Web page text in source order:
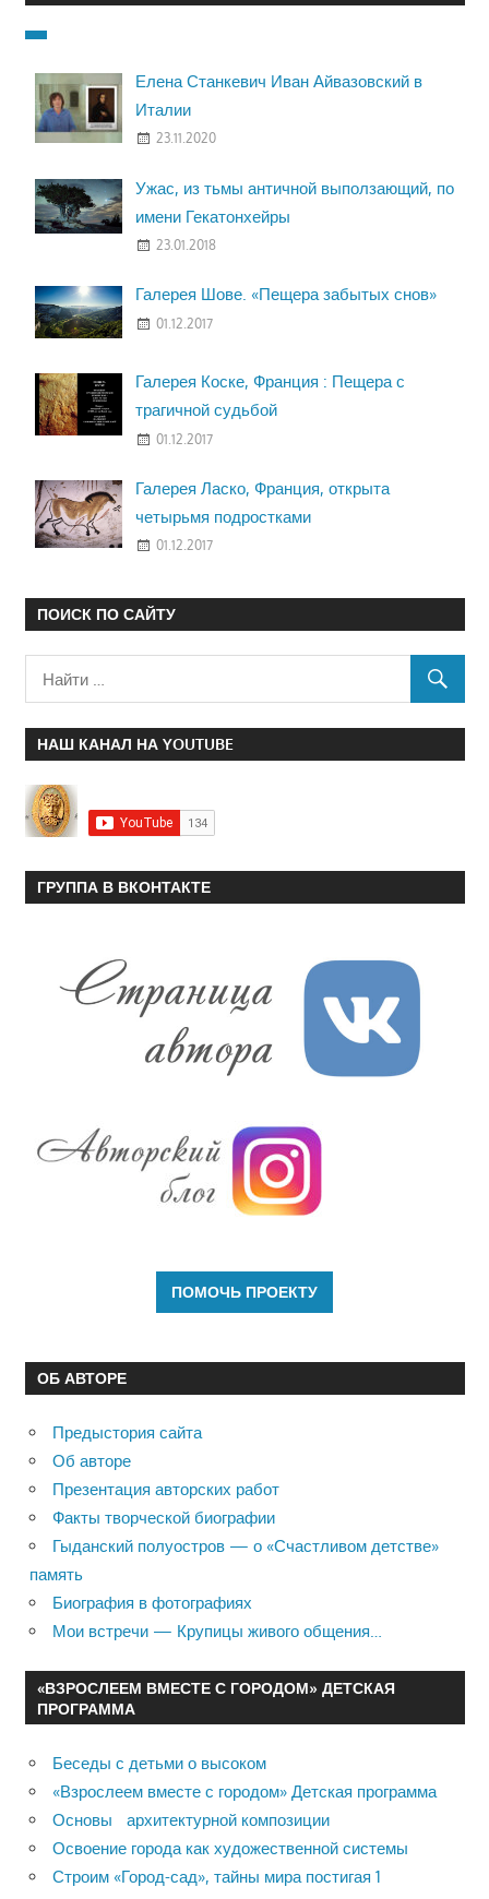
Елена Станкевич Иван Айвазовский в
Италии
23.11.2020
Ужас, из тьмы античной выползающий, по
имени Гекатонхейры
23.01.2018
Галерея Шове. «Пещера забытых снов»
01.12.2017
Галерея Коске, Франция : Пещера с
трагичной судьбой
01.12.2017
Галерея Ласко, Франция, открыта
четырьмя подростками
01.12.2017
ПОИСК ПО САЙТУ
НАШ КАНАЛ НА YOUTUBE
ГРУППА В ВКОНТАКТЕ
ОБ АВТОРЕ
Предыстория сайта
Об авторе
Презентация авторских работ
Факты творческой биографии
Гыданский полуостров — о «Счастливом детстве»
память
Биография в фотографиях
Мои встречи — Крупицы живого общения…
«ВЗРОСЛЕЕМ ВМЕСТЕ С ГОРОДОМ» ДЕТСКАЯ
ПРОГРАММА
Беседы с детьми о высоком
«Взрослеем вместе с городом» Детская программа
Основы архитектурной композиции
Освоение города как художественной системы
Строим «Город-сад», тайны мира постигая 1